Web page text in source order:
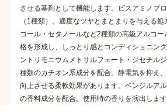
させる基剤として機能します。ビスアミノプ
（1種類）。適度なツヤとまとまりを与える
コール・セタノールなど2種類の高級アルコ
格を形成し、しっとり感とコンディショニン
ントリモニウムメトサルフェート・ジセチル
種類のカチオン系成分を配合。静電気を抑え
向上させる柔軟効果があります。ベンジルア
の香料成分を配合。使用時の香りを演出しま